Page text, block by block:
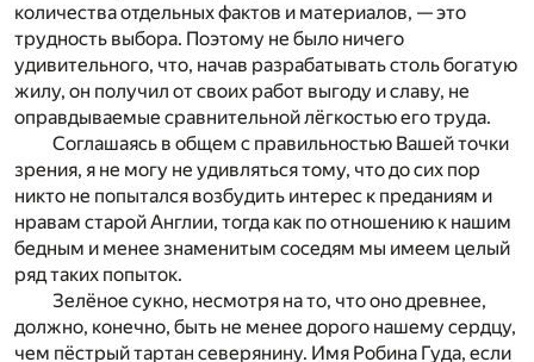
количества отдельных фактов и материалов, — это
трудность выбора. Поэтому не было ничего
удивительного, что, начав разрабатывать столь богатую
жилу, он получил от своих работ выгоду и славу, не
оправдываемые сравнительной лёгкостью его труда.
Соглашаясь в общем с правильностью Вашей точки
зрения, я не могу не удивляться тому, что до сих пор
никто не попытался возбудить интерес к преданиям и
нравам старой Англии, тогда как по отношению к нашим
бедным и менее знаменитым соседям мы имеем целый
ряд таких попыток.
Зелёное сукно, несмотря на то, что оно древнее,
должно, конечно, быть не менее дорого нашему сердцу,
чем пёстрый тартан северянину. Имя Робина Гуда, если